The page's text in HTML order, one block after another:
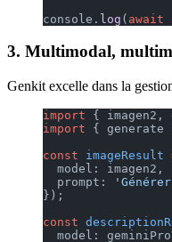
console. log ( await
3. Multimodal,
Genkit excelle dans la
import { imagen2,
import { generate
const imageResult
  model: imagen2,
  prompt:
});
const
model: